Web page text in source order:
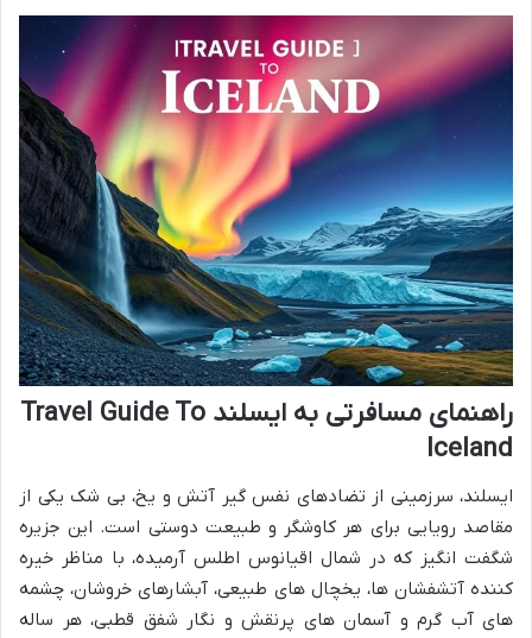
راهنمای مسافرتی به ایسلند Travel Guide To
Iceland
ایسلند، سرزمینی از تضادهای نفس گیر آتش و یخ، بی شک یکی از
مقاصد رویایی برای هر کاوشگر و طبیعت دوستی است. این جزیره
شگفت انگیز که در شمال اقیانوس اطلس آرمیده، با مناظر خیره
کننده آتشفشان ها، یخچال های طبیعی، آبشارهای خروشان، چشمه
های آب گرم و آسمان های پرنقش و نگار شفق قطبی، هر ساله